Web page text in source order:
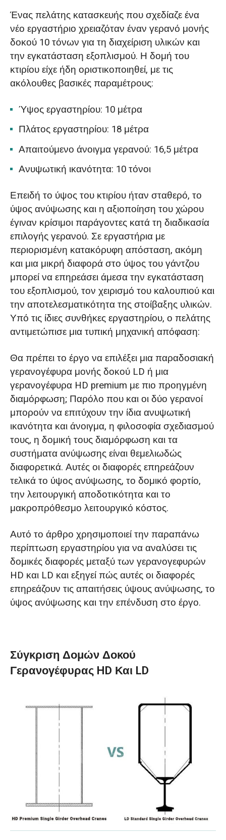
Διαμόρφωση και μέθοδος εγκατάστασης
ηλεκτρικού ανυψωτήρα
Πραγματική περίπτωση εργαστηρίου:
Πλεονέκτημα ύψους ανύψωσης και
σύγκριση κόστους
Σύναψη
Ένας πελάτης κατασκευής που σχεδίαζε ένα
νέο εργαστήριο χρειαζόταν έναν γερανό μονής
δοκού 10 τόνων για τη διαχείριση υλικών και
την εγκατάσταση εξοπλισμού. Η δομή του
κτιρίου είχε ήδη οριστικοποιηθεί, με τις
ακόλουθες βασικές παραμέτρους:
Ύψος εργαστηρίου: 10 μέτρα
Πλάτος εργαστηρίου: 18 μέτρα
Απαιτούμενο άνοιγμα γερανού: 16,5 μέτρα
Ανυψωτική ικανότητα: 10 τόνοι
Επειδή το ύψος του κτιρίου ήταν σταθερό, το
ύψος ανύψωσης και η αξιοποίηση του χώρου
έγιναν κρίσιμοι παράγοντες κατά τη διαδικασία
επιλογής γερανού. Σε εργαστήρια με
περιορισμένη κατακόρυφη απόσταση, ακόμη
και μια μικρή διαφορά στο ύψος του γάντζου
μπορεί να επηρεάσει άμεσα την εγκατάσταση
του εξοπλισμού, τον χειρισμό του καλουπιού και
την αποτελεσματικότητα της στοίβαξης υλικών.
Υπό τις ίδιες συνθήκες εργαστηρίου, ο πελάτης
αντιμετώπισε μια τυπική μηχανική απόφαση:
Θα πρέπει το έργο να επιλέξει μια παραδοσιακή
γερανογέφυρα μονής δοκού LD ή μια
γερανογέφυρα HD premium με πιο προηγμένη
διαμόρφωση; Παρόλο που και οι δύο γερανοί
μπορούν να επιτύχουν την ίδια ανυψωτική
ικανότητα και άνοιγμα, η φιλοσοφία σχεδιασμού
τους, η δομική τους διαμόρφωση και τα
συστήματα ανύψωσης είναι θεμελιωδώς
διαφορετικά. Αυτές οι διαφορές επηρεάζουν
τελικά το ύψος ανύψωσης, το δομικό φορτίο,
την λειτουργική αποδοτικότητα και το
μακροπρόθεσμο λειτουργικό κόστος.
Αυτό το άρθρο χρησιμοποιεί την παραπάνω
περίπτωση εργαστηρίου για να αναλύσει τις
δομικές διαφορές μεταξύ των γερανογεφυρών
HD και LD και εξηγεί πώς αυτές οι διαφορές
επηρεάζουν τις απαιτήσεις ύψους ανύψωσης, το
ύψος ανύψωσης και την επένδυση στο έργο.
Σύγκριση Δομών Δοκού
Γερανογέφυρας HD Και LD